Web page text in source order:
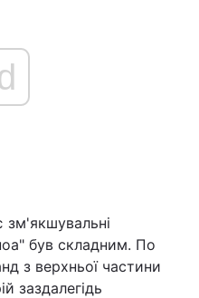
зм'якшувальні
був складним. По
з верхньої частини
заздалегідь